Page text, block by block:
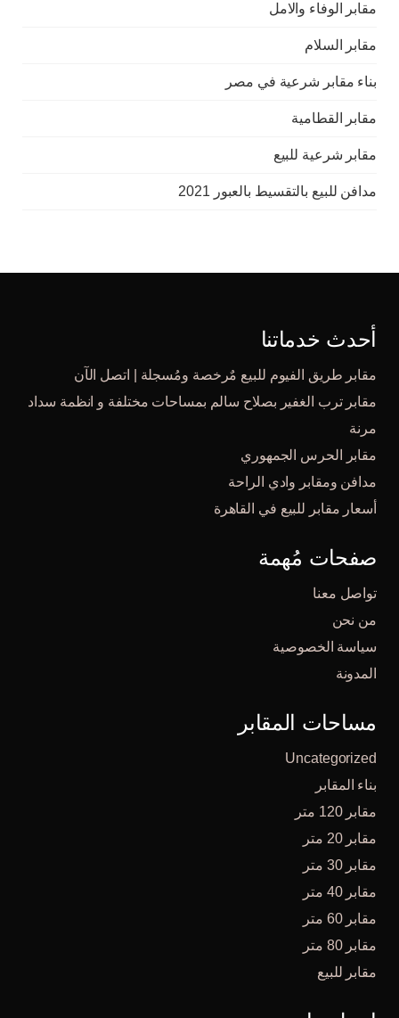
مقابر الوفاء والامل
مقابر السلام
بناء مقابر شرعية في مصر
مقابر القطامية
مقابر شرعية للبيع
مدافن للبيع بالتقسيط بالعبور 2021
أحدث خدماتنا
مقابر طريق الفيوم للبيع مٌرخصة ومُسجلة | اتصل الآن
مقابر ترب الغفير بصلاح سالم بمساحات مختلفة و انظمة سداد
مرنة
مقابر الحرس الجمهوري
مدافن ومقابر وادي الراحة
أسعار مقابر للبيع في القاهرة
صفحات مُهمة
تواصل معنا
من نحن
سياسة الخصوصية
المدونة
مساحات المقابر
Uncategorized
بناء المقابر
مقابر 120 متر
مقابر 20 متر
مقابر 30 متر
مقابر 40 متر
مقابر 60 متر
مقابر 80 متر
مقابر للبيع